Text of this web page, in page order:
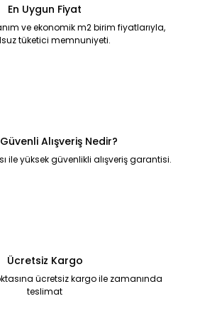
En Uygun Fiyat
ve ekonomik m2 birim fiyatlarıyla,
tüketici memnuniyeti.
Alışveriş Nedir?
ile yüksek güvenlikli alışveriş garantisi.
Ücretsiz Kargo
ücretsiz kargo ile zamanında
teslimat